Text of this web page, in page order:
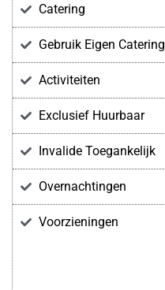
Catering
Gebruik Eigen Catering
Activiteiten
Exclusief Huurbaar
Invalide Toegankelijk
Overnachtingen
Voorzieningen